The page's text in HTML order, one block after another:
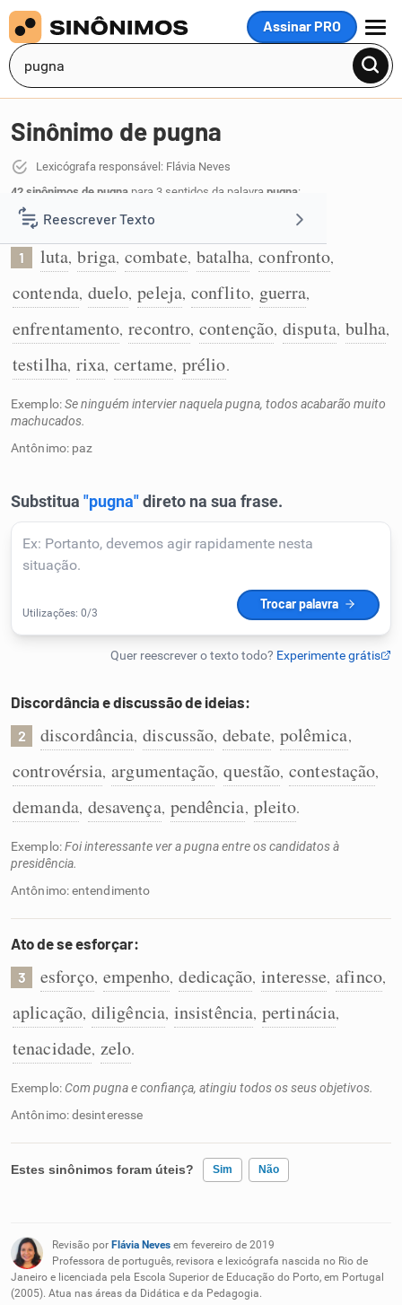
Assinar PRO
MENU
Reescrever Texto
Resumir Texto
Corrigir Texto
Detector de IA
Humanizador de IA
Cata-letras
Conexões
Caça-palavras
Sinônimos
Sinônimo de pugna
Lexicógrafa responsável: Flávia Neves
42 sinônimos de pugna para 3 sentidos da palavra pugna:
Luta ou combate entre dois adversários:
1 luta, briga, combate, batalha, confronto,
contenda, duelo, peleja, conflito, guerra,
enfrentamento, recontro, contenção, disputa, bulha,
testilha, rixa, certame, prélio.
Exemplo:Se ninguém intervier naquela pugna, todos acabarão muito
machucados.
Antônimo: paz
Discordância e discussão de ideias:
2 discordância, discussão, debate, polêmica,
controvérsia, argumentação, questão, contestação,
demanda, desavença, pendência, pleito.
Exemplo:Foi interessante ver a pugna entre os candidatos à
presidência.
Antônimo: entendimento
Ato de se esforçar:
3 esforço, empenho, dedicação, interesse, afinco,
aplicação, diligência, insistência, pertinácia,
tenacidade, zelo.
Exemplo: Com pugna e confiança, atingiu todos os seus objetivos.
Antônimo: desinteresse
Estes sinônimos foram úteis? Sim Não
Nenhum dos sinônimos apresentados me ajudou
Outro
Revisão por Flávia Neves em fevereiro de 2019
Professora de português, revisora e lexicógrafa nascida no Rio de
Janeiro e licenciada pela Escola Superior de Educação do Porto, em Portugal
(2005). Atua nas áreas da Didática e da Pedagogia.